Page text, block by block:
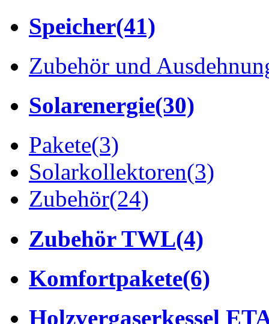
Speicher(41)
Zubehör und
Solarenergie(30)
Pakete(3)
Solarkollektoren(3)
Zubehör(24)
Zubehör TWL(4)
Komfortpakete(6)
Holzvergaserkessel